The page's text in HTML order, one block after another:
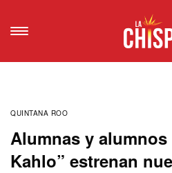
QUINTANA ROO
Alumnas y alumnos
Kahlo” estrenan